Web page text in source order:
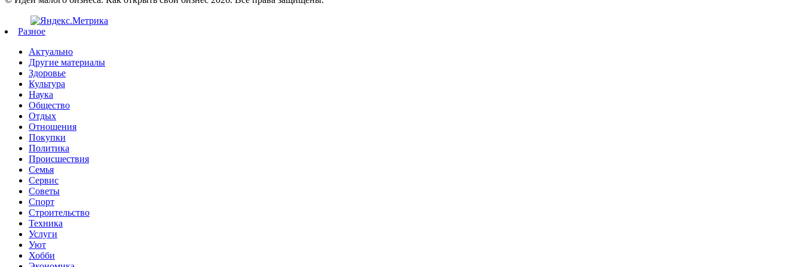
Разное
Актуально
Другие материалы
Здоровье
Культура
Наука
Общество
Отдых
Отношения
Покупки
Политика
Происшествия
Семья
Сервис
Советы
Спорт
Строительство
Техника
Услуги
Уют
Хобби